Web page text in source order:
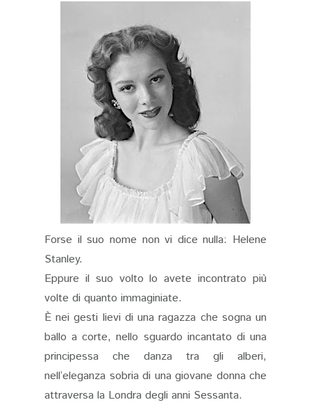
Forse il suo nome non vi dice nulla: Helene
Stanley.
Eppure il suo volto lo avete incontrato più
volte di quanto immaginiate.
È nei gesti lievi di una ragazza che sogna un
ballo a corte, nello sguardo incantato di una
principessa che danza tra gli alberi,
nell’eleganza sobria di una giovane donna che
attraversa la Londra degli anni Sessanta.